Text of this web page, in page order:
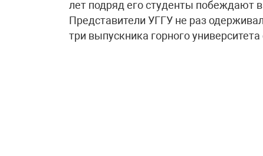
лет подряд его студенты побеждают
Представители УГГУ не раз
три выпускника горного